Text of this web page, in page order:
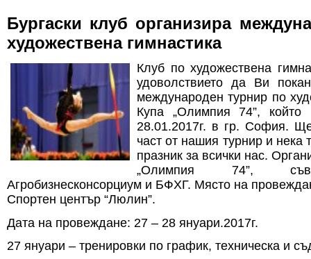
Бургаски клуб организира
художествена гимнастика
Клуб по художествена
удоволствието да Ви
международен турнир по
Купа „Олимпия 74”,
28.01.2017г. в гр. София.
част от нашия турнир и нека
празник за всички нас.
„Олимпия 74”,
Агробизнесконсорциум и БФХГ. Място на
Спортен център “Люлин”.
Дата на провеждане: 27 – 28 януари.2017г.
27 януари – тренировки по график, техническа и